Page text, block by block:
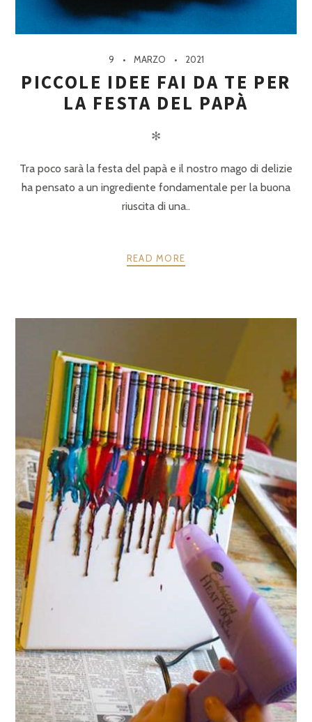
9 MARZO 2021
PICCOLE IDEE FAI DA TE PER
LA FESTA DEL PAPÀ
✻
Tra poco sarà la festa del papà e il nostro mago di delizie
ha pensato a un ingrediente fondamentale per la buona
riuscita di una..
READ MORE